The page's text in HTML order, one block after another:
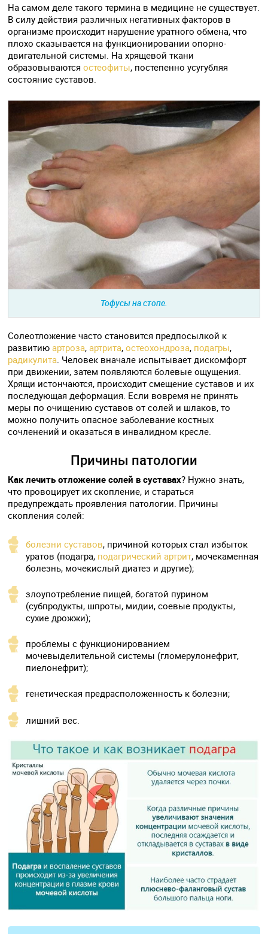
На самом деле такого термина в медицине не существует.
В силу действия различных негативных факторов в
организме происходит нарушение уратного обмена, что
плохо сказывается на функционировании опорно-
двигательной системы. На хрящевой ткани
образовываютсяостеофиты, постепенно усугубляя
состояние суставов.
Тофусы на стопе.
Солеотложение часто становится предпосылкой к
развитиюартроза,артрита,остеохондроза, подагры,
радикулита . Человек вначале испытывает дискомфорт
при движении, затем появляются болевые ощущения.
Хрящи истончаются, происходит смещение суставов и их
последующая деформация. Если вовремя не принять
меры по очищению суставов от солей и шлаков, то
можно получить опасное заболевание костных
сочленений и оказаться в инвалидном кресле.
Причины патологии
Как лечить отложение солей в суставах? Нужно знать,
что провоцирует их скопление, и стараться
предупреждать проявления патологии. Причины
скопления солей:
болезни суставов, причиной которых стал избыток
уратов (подагра, подагрический артрит, мочекаменная
болезнь, мочекислый диатез и другие);
злоупотребление пищей, богатой пурином
(субпродукты, шпроты, мидии, соевые продукты,
сухие дрожжи);
проблемы с функционированием
мочевыделительной системы (гломерулонефрит,
пиелонефрит);
генетическая предрасположенность к болезни;
лишний вес.